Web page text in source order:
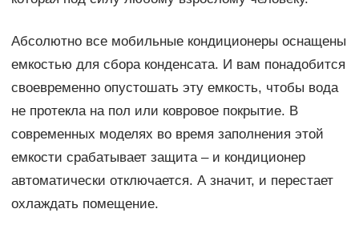
Абсолютно все мобильные кондиционеры оснащены
емкостью для сбора конденсата. И вам понадобится
своевременно опустошать эту емкость, чтобы вода
не протекла на пол или ковровое покрытие. В
современных моделях во время заполнения этой
емкости срабатывает защита – и кондиционер
автоматически отключается. А значит, и перестает
охлаждать помещение.